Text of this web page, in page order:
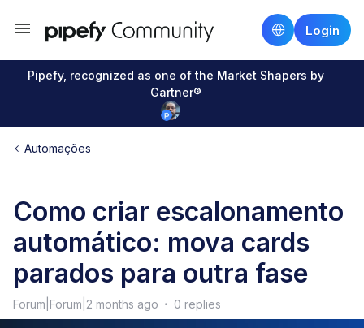
Login
Pipefy, recognized as one of the Market Shapers by
Gartner®
Automações
Como criar escalonamento
automático: mova cards
parados para outra fase
Forum|Forum|2 months ago 0 replies